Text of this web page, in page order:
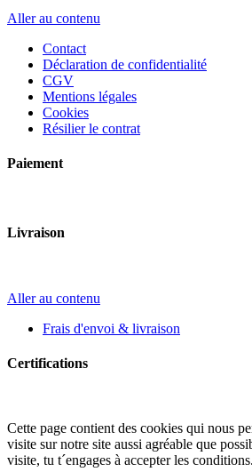
Aller au contenu
Contact
Déclaration de confidentialité
CGV
Mentions légales
Cookies
Résilier le contrat
Paiement
Livraison
Aller au contenu
Frais d'envoi & livraison
Certifications
Cette page contient des cookies qui nous
visite sur notre site aussi agréable que
visite, tu t´engages à accepter les conditions.